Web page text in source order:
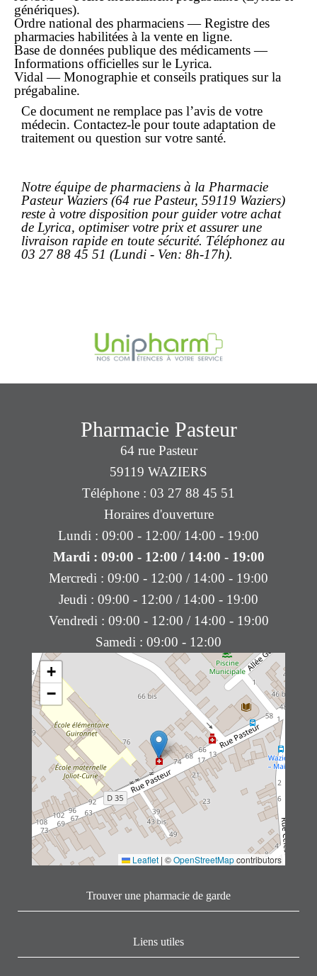
génériques).
Ordre national des pharmaciens — Registre des
pharmacies habilitées à la vente en ligne.
Base de données publique des médicaments —
Informations officielles sur le Lyrica.
Vidal — Monographie et conseils pratiques sur la
prégabaline.
Ce document ne remplace pas l’avis de votre
médecin. Contactez-le pour toute adaptation de
traitement ou question sur votre santé.
Notre équipe de pharmaciens à la Pharmacie
Pasteur Waziers (64 rue Pasteur, 59119 Waziers)
reste à votre disposition pour guider votre achat
de Lyrica, optimiser votre prixet assurer une
livraison rapide en toute sécurité. Téléphonez au
03 27 88 45 51 (Lundi - Ven: 8h-17h).
+
−
Leaflet | ©OpenStreetMapcontributors
Trouver une pharmacie de garde
Liens utiles
Pharmacie Pasteur
64 rue Pasteur
59119 WAZIERS
Téléphone : 03 27 88 45 51
Horaires d'ouverture
Lundi : 09:00 - 12:00/ 14:00 - 19:00
Mardi : 09:00 - 12:00 / 14:00 - 19:00
Mercredi : 09:00 - 12:00 / 14:00 - 19:00
Jeudi : 09:00 - 12:00 / 14:00 - 19:00
Vendredi : 09:00 - 12:00 / 14:00 - 19:00
Samedi : 09:00 - 12:00